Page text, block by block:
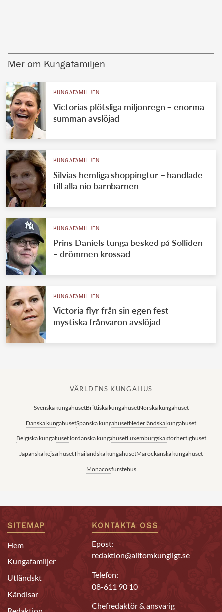
Mer om Kungafamiljen
KUNGAFAMILJEN
Victorias plötsliga miljonregn – enorma
summan avslöjad
KUNGAFAMILJEN
Silvias hemliga shoppingtur – handlade
till alla nio barnbarnen
KUNGAFAMILJEN
Prins Daniels tunga besked på Solliden
– drömmen krossad
KUNGAFAMILJEN
Victoria flyr från sin egen fest –
mystiska frånvaron avslöjad
VÄRLDENS KUNGAHUS
Svenska kungahusetBrittiska kungahusetNorska kungahuset
Danska kungahusetSpanska kungahusetNederländska kungahuset
Belgiska kungahusetJordanska kungahusetLuxemburgska storhertighuset
Japanska kejsarhusetThailändska kungahusetMarockanska kungahuset
Monacos furstehus
SITEMAP
Hem
Kungafamiljen
Utländskt
Kändisar
KONTAKTA OSS
Epost:
redaktion@alltomkungligt.se
Telefon:
08-611 90 10
Chefredaktör & ansvarig